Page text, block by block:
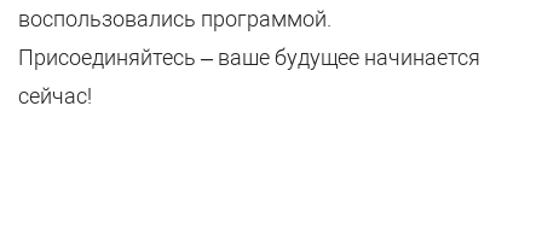
воспользовались программой.
Присоединяйтесь – ваше будущее начинается
сейчас!